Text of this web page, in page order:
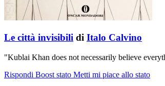
Le città invisibili di Italo Calvino
"Kublai Khan does not necessarily believe
Rispondi Boost stato Metti mi piace allo stato